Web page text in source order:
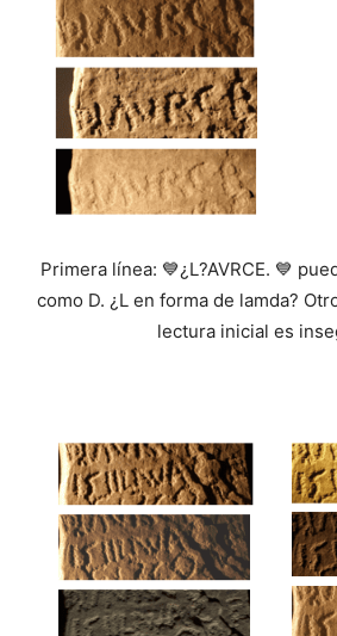
Primera línea: 💙¿L?AVRCE. 💙
como D. ¿L en forma de lamda?
lectura inicial es